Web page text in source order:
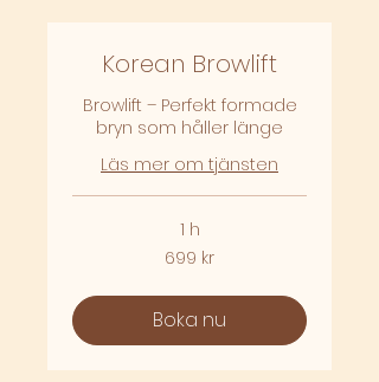
Korean Browlift
Browlift – Perfekt formade
bryn som håller länge
Läs mer om tjänsten
1 h
699 kr
Boka nu